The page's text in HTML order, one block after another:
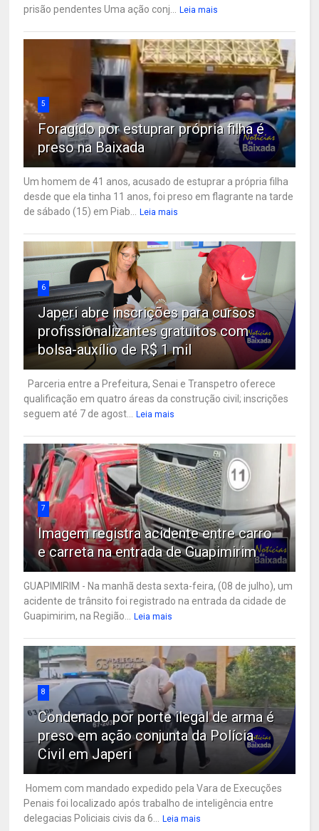
prisão pendentes Uma ação conj... Leia mais
5
Foragido por estuprar própria filha é
preso na Baixada
Um homem de 41 anos, acusado de estuprar a própria filha
desde que ela tinha 11 anos, foi preso em flagrante na tarde
de sábado (15) em Piab...
Leia mais
6
Japeri abre inscrições para cursos
profissionalizantes gratuitos com
bolsa-auxílio de R$ 1 mil
Parceria entre a Prefeitura, Senai e Transpetro oferece
qualificação em quatro áreas da construção civil; inscrições
seguem até 7 de agost...
Leia mais
7
Imagem registra acidente entre carro
e carreta na entrada de Guapimirim
GUAPIMIRIM - Na manhã desta sexta-feira, (08 de julho), um
acidente de trânsito foi registrado na entrada da cidade de
Guapimirim, na Região...
Leia mais
8
Condenado por porte ilegal de arma é
preso em ação conjunta da Polícia
Civil em Japeri
Homem com mandado expedido pela Vara de Execuções
Penais foi localizado após trabalho de inteligência entre
delegacias Policiais civis da 6...
Leia mais